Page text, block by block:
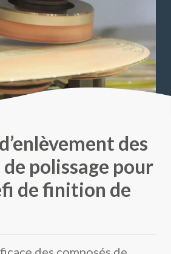
des
polissage pour
de finition de